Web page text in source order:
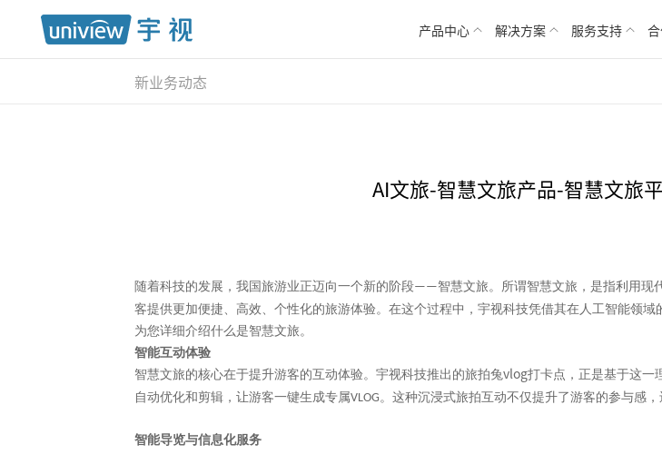
产品中心 解决方案 服务支持
新业务动态
AI文旅-智慧文旅产品-智慧文旅
随着科技的发展，我国旅游业正迈向一个新的阶段——智慧文旅。所谓智慧文旅，是指利用现
客提供更加便捷、高效、个性化的旅游体验。在这个过程中，宇视科技凭借其在人工智能领
为您详细介绍什么是智慧文旅。
智能互动体验
智慧文旅的核心在于提升游客的互动体验。宇视科技推出的旅拍兔vlog打卡点，正是基于这一
自动优化和剪辑，让游客一键生成专属VLOG。这种沉浸式旅拍互动不仅提升了游客的参与感，
智能导览与信息化服务